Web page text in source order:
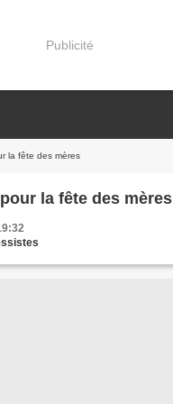
Publicité
la fête des mères
la fête des mères